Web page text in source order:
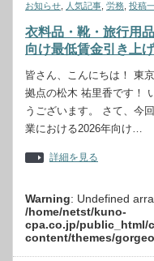
お知らせ
人気記事 労務 投稿
衣料品・靴・旅行用
向け最低賃金引き上げ
皆さん、こんにちは！ 東
拠点の松木 祐里香です！
うございます。 さて、今
業における2026年向け…
詳細を見る
Warning: Undefined
/home/netst/kuno-
cpa.co.jp/public_html/
content/themes/